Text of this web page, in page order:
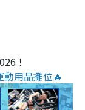
！
用品攤位🔥